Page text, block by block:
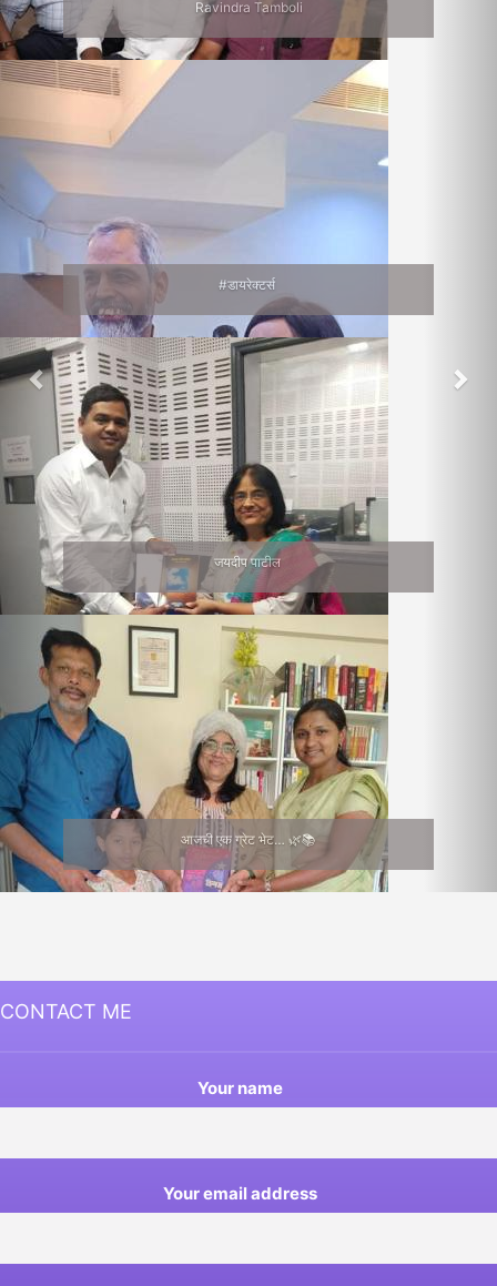
Ravindra Tamboli
#डायरेक्टर्स
जयदीप पाटील
आजची एक ग्रेट भेट… 🌿📚
CONTACT ME
Your name
Your email address